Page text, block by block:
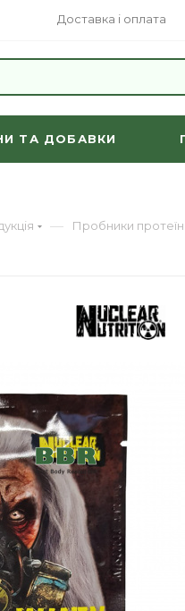
Доставка і оплата
ТА ДОБАВКИ
— Пробники